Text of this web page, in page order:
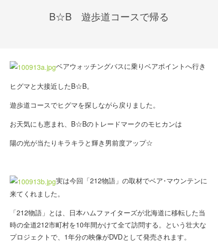
B☆B 遊歩道コースで帰る
ベアウォッチングバスに乗りベアポイントへ行き
ヒグマと大接近したB☆B。
遊歩道コースでヒグマを探しながら戻りました。
お天気にも恵まれ、B☆Bのトレードマークのモヒカンは
陽の光が当たりキラキラと輝き男前度アップ☆
実は今回「212物語」の取材でベア･マウンテンに
来てくれました。
「212物語」とは、日本ハムファイターズが北海道に移転した当
時の全道212市町村を10年間かけて全て訪問する。という壮大な
プロジェクトで、1年分の映像がDVDとして発売されます。